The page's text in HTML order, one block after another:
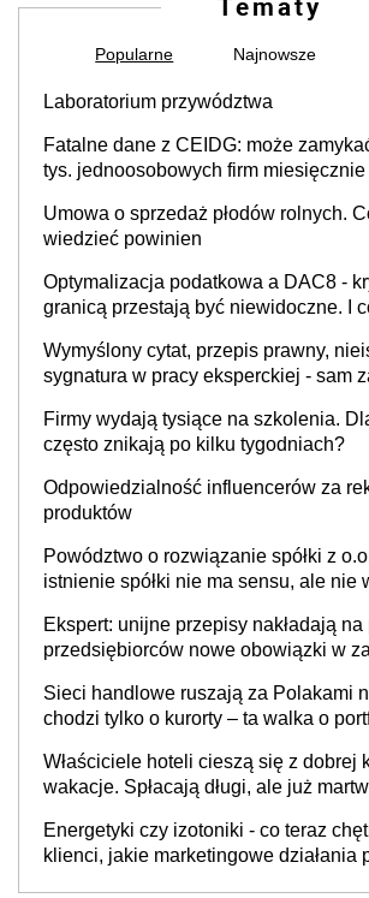
Popularne Najnowsze
Laboratorium przywództwa
Fatalne dane z CEIDG: może
tys. jednoosobowych firm miesięcznie
Umowa o sprzedaż płodów rolnych.
wiedzieć powinien
Optymalizacja podatkowa a DAC8 -
granicą przestają być niewidoczne. I
Wymyślony cytat, przepis prawny,
sygnatura w pracy eksperckiej - sam
Firmy wydają tysiące na szkolenia.
często znikają po kilku tygodniach?
Odpowiedzialność influencerów za
produktów
Powództwo o rozwiązanie spółki z
istnienie spółki nie ma sensu, ale nie
Ekspert: unijne przepisy nakładają na
przedsiębiorców nowe obowiązki w
Sieci handlowe ruszają za Polakami
chodzi tylko o kurorty – ta walka o
cichu
Właściciele hoteli cieszą się z dobrej
wakacje. Spłacają długi, ale już
Energetyki czy izotoniki - co teraz
klienci, jakie marketingowe działania